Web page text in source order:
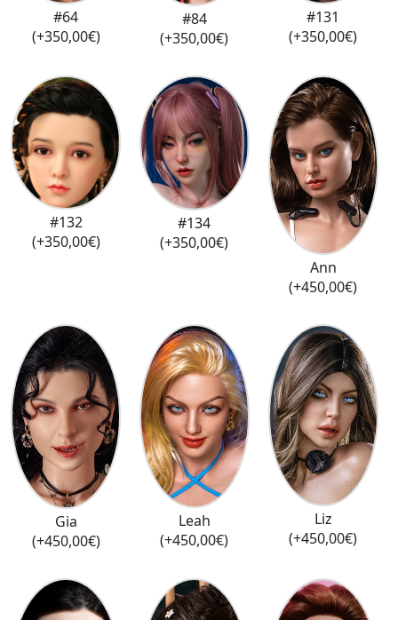
#64
(+350,00€)
#84
(+350,00€)
#131
(+350,00€)
#132
(+350,00€)
#134
(+350,00€)
Ann
(+450,00€)
Gia
(+450,00€)
Leah
(+450,00€)
Liz
(+450,00€)